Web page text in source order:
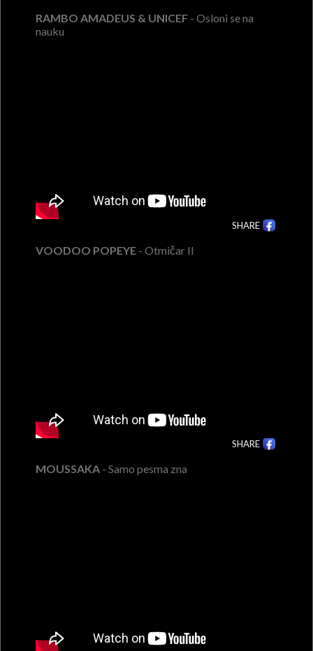
RAMBO AMADEUS & UNICEF - Osloni se na
nauku
SHARE
VOODOO POPEYE - Otmičar II
SHARE
MOUSSAKA - Samo pesma zna